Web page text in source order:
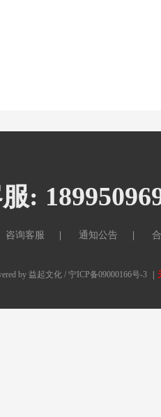
:
咨询客服 通知公告
by 益起文化 / 宁ICP备09000166号-3